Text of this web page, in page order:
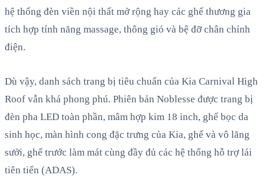
hệ thống đèn viền nội thất mở rộng hay các ghế thương gia
tích hợp tính năng massage, thông gió và bệ đỡ chân chỉnh
điện.
Dù vậy, danh sách trang bị tiêu chuẩn của Kia Carnival High
Roof vẫn khá phong phú. Phiên bản Noblesse được trang bị
đèn pha LED toàn phần, mâm hợp kim 18 inch, ghế bọc da
sinh học, màn hình cong đặc trưng của Kia, ghế và vô lăng
sưởi, ghế trước làm mát cùng đầy đủ các hệ thống hỗ trợ lái
tiên tiến (ADAS).